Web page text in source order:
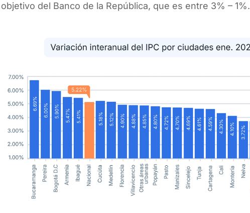
del Banco de la República, que es entre 3% – 1%.